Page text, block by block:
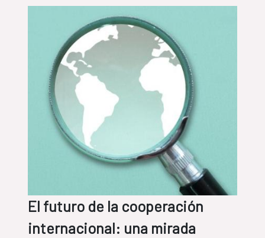
El futuro de la cooperación
internacional: una mirada